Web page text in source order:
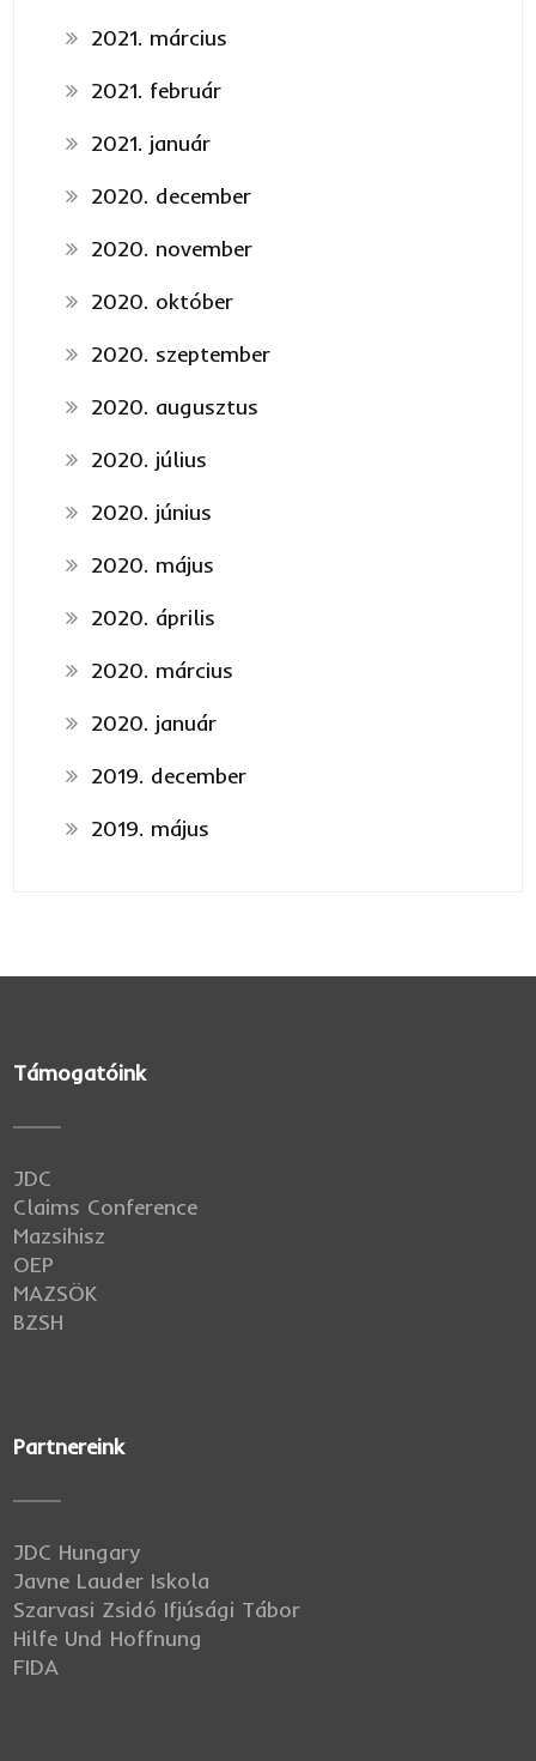
2021. március
2021. február
2021. január
2020. december
2020. november
2020. október
2020. szeptember
2020. augusztus
2020. július
2020. június
2020. május
2020. április
2020. március
2020. január
2019. december
2019. május
Támogatóink
JDC
Claims Conference
Mazsihisz
OEP
MAZSÖK
BZSH
Partnereink
JDC Hungary
Javne Lauder Iskola
Szarvasi Zsidó Ifjúsági Tábor
Hilfe Und Hoffnung
FIDA